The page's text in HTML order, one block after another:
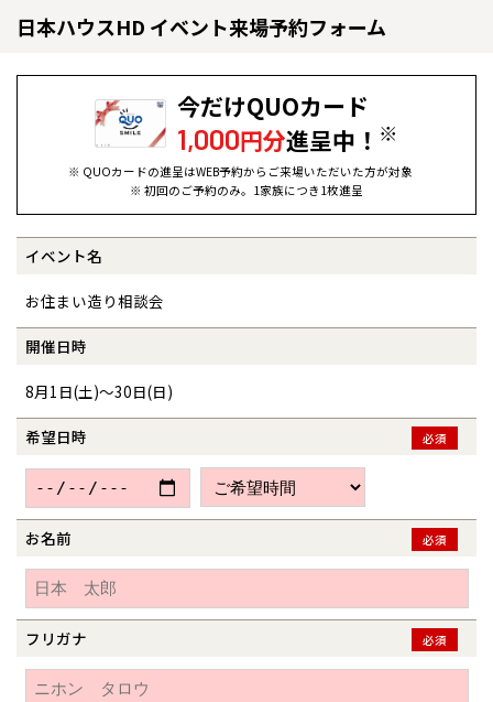
日本ハウスHD イベント来場予約フォーム
今だけQUOカード
1,000円分進呈中！ ※
※ QUOカードの進呈はWEB予約からご来場いただいた方が対象
※ 初回のご予約のみ。1家族につき1枚進呈
イベント名
お住まい造り相談会
開催日時
8月1日(土)～30日(日)
希望日時 必須
お名前 必須
フリガナ 必須
全国の展示場
北海道
札幌
道央
道北
道東
東北
青森
秋田
山形
宮城
甲信越・北陸
新潟
長野
富山
関東
神奈川
埼玉
愛知
岐阜
近畿
大阪
中国・四国
お近くのイベント
北海道
札幌
札幌
小樽
苫小牧千歳
小樽
道北
道南
道東
釧路
東北
青森県
青森
秋田県
秋田
岩手県
盛岡
山形県
宮城県
甲信越・北陸
新潟県
新潟
長岡
山梨県
甲府
長野県
長野
富山県
関東
神奈川県
横浜
相模
愛知県
名古屋
岐阜県
近畿
大阪府
大阪
中国・四国